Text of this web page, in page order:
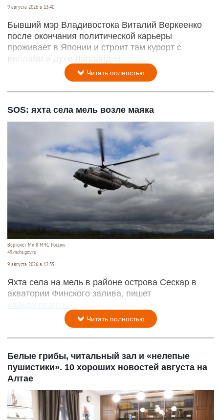
9 августа 2026 в 13:40
Бывший мэр Владивостока Виталий Веркеенко
после окончания политической карьеры
проживает в Японии и строит там курорт с
виллами в духе Лапландии.
Читать полностью
SOS: яхта села мель возле маяка
Вертолет Ми-8 МЧС России.
49.mchs.gov.ru
9 августа 2026 в 12:35
Яхта села на мель в районе острова Сескар в
акватории Финского залива, пишет
«Коммерсантъ»
Читать полностью
Белые грибы, читальный зал и «нелепые
пушистики». 10 хороших новостей августа на
Алтае